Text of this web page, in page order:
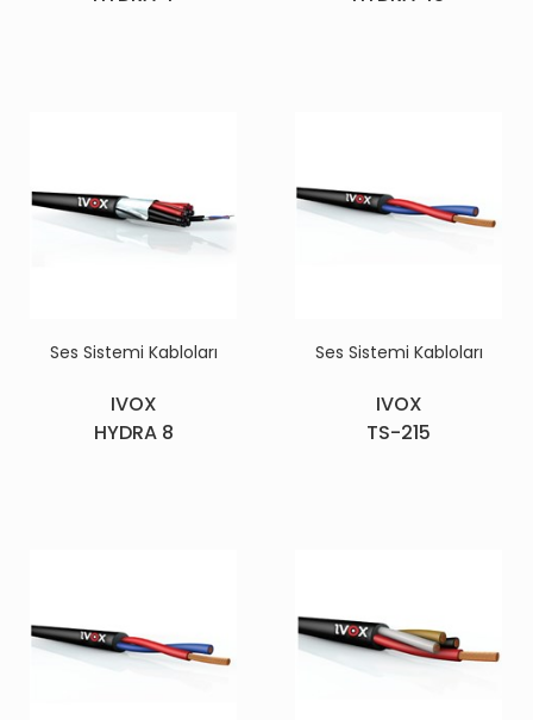
Ses Sistemi Kabloları
IVOX
HYDRA 8
Ses Sistemi Kabloları
IVOX
TS-215